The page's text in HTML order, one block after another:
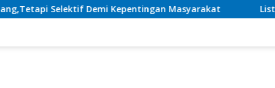
Masyarakat Listrik Hadir, Harapan